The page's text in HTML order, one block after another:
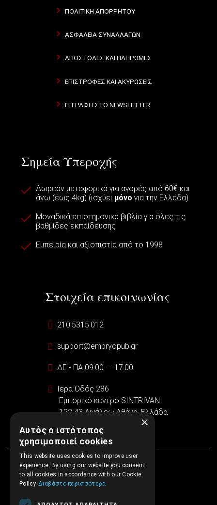
ΠΟΛΙΤΙΚΉ ΑΠΟΡΡΉΤΟΥ
ΑΣΦΆΛΕΙΑ ΣΥΝΑΛΛΑΓΏΝ
ΑΠΟΣΤΟΛΈΣ ΚΑΙ ΠΛΗΡΩΜΈΣ
ΕΠΙΣΤΡΟΦΈΣ ΚΑΙ ΑΚΥΡΏΣΕΙΣ
ΕΓΓΡΑΦΉ ΣΤΟ NEWSLETTER
Σημεία Υπεροχής
Δωρεάν μεταφορικά για αγορές από 60€ και
άνω (έως 4kg) (ισχύει μόνο για την Ελλάδα)
Μοναδικά επιστημονικά βιβλία για όλες τις
βαθμίδες εκπαίδευσης
Εμπειρία και αξιοπιστία από το 1998
Στοιχεία επικοινωνίας
210.5315.012
support@embryopub.gr
ΔΕ - ΠΑ 09:00 – 17:00
Ιερά Οδός 286
Εμπορικό κέντρο SINTRIVANI
122 43 Αιγάλεω Αθήνα, Ελλάδα
×
Αυτός ο ιστότοπος
χρησιμοποιεί cookies
This website uses cookies to improve user
experience. By using our website you consent
to all cookies in accordance with our Cookie
Policy.Διαβάστε περισσότερα